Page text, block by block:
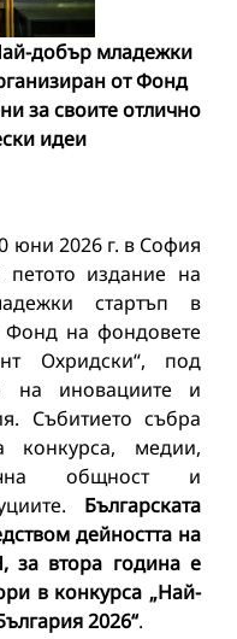
добър младежки
от Фонд
за своите отлично
идеи
юни 2026 г. в София
издание на
стартъп в
Фонд на фондовете
Охридски“, под
на иновациите и
Събитието събра
конкурса, медии,
общност и
Българската
дейността на
за втора година е
в конкурса „Най-
2026“.